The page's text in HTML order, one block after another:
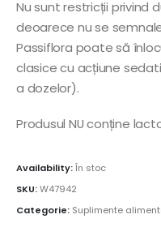
Nu sunt restricții privind
deoarece nu se
Passiflora poate să
clasice cu acțiune
a dozelor).
Produsul NU conține
Availability:În stoc
SKU:W47942
Categorie: Suplimente